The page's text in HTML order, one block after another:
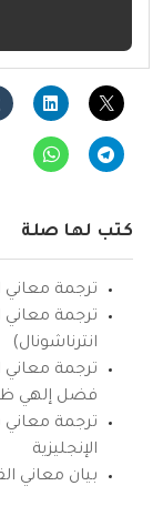
كتب لها صلة
ترجمة معاني
ترجمة معاني
انترناشونال)
ترجمة معاني
فضل إلهي
ترجمة معاني
الإنجليزية
بيان معاني